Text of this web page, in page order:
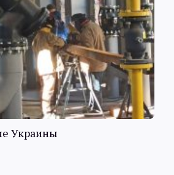
Украины